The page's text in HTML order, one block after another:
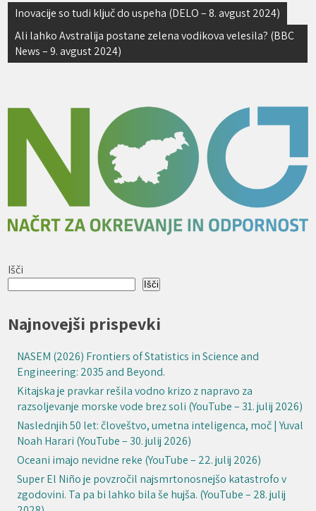
Navigacija
prispevka
Inovacije so tudi ključ do uspeha (DELO – 8. avgust 2024)
Ali lahko Avstralija postane zelena vodikova velesila? (BBC
News – 9. avgust 2024)
Išči
Išči
Najnovejši prispevki
NASEM (2026) Frontiers of Statistics in Science and
Engineering: 2035 and Beyond.
Kitajska je pravkar rešila vodno krizo z napravo za
razsoljevanje morske vode brez soli (YouTube – 31. julij 2026)
Naslednjih 50 let: človeštvo, umetna inteligenca, moč | Yuval
Noah Harari (YouTube – 30. julij 2026)
Oceani imajo nevidne reke (YouTube – 22. julij 2026)
Super El Niño je povzročil najsmrtonosnejšo katastrofo v
zgodovini. Ta pa bi lahko bila še hujša. (YouTube – 28. julij